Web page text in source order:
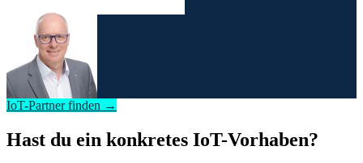
IoT-Partner finden →
Hast du ein konkretes IoT-Vorhaben?